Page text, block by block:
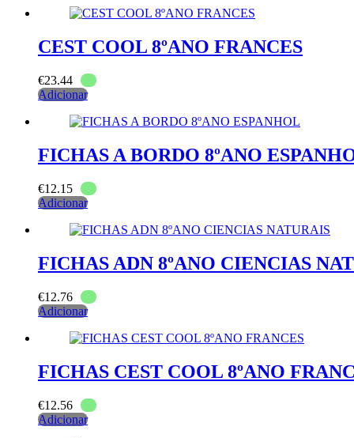
CEST COOL 8ºANO FRANCES
€23.44
Adicionar
FICHAS A BORDO 8ºANO
€12.15
Adicionar
FICHAS ADN 8ºANO CIENCIAS
€12.76
Adicionar
FICHAS CEST COOL 8ºANO
€12.56
Adicionar